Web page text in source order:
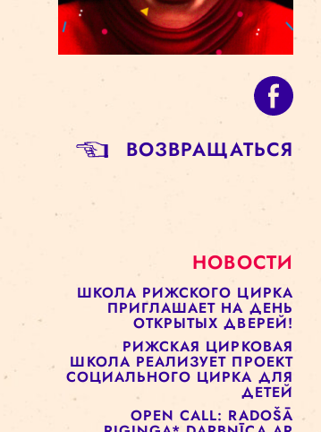
НОВОСТИ
ШКОЛА РИЖСКОГО ЦИРКА
ПРИГЛАШАЕТ НА ДЕНЬ
ОТКРЫТЫХ ДВЕРЕЙ!